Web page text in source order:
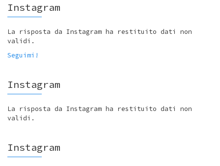
Instagram
La risposta da Instagram ha restituito dati non
validi.
Seguimi!
Instagram
La risposta da Instagram ha restituito dati non
validi.
Instagram